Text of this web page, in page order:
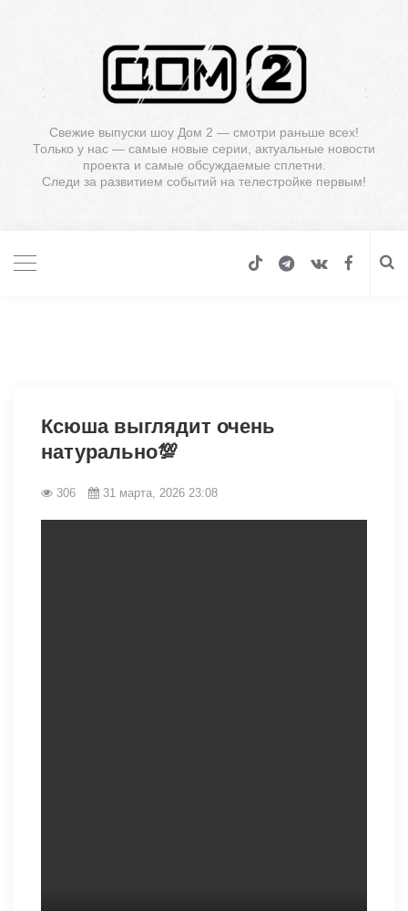
Свежие выпуски шоу Дом 2 — смотри раньше всех!
Только у нас — самые новые серии, актуальные новости
проекта и самые обсуждаемые сплетни.
Следи за развитием событий на телестройке первым!
Ксюша выглядит очень
натурально💯
306 31 марта, 2026 23:08